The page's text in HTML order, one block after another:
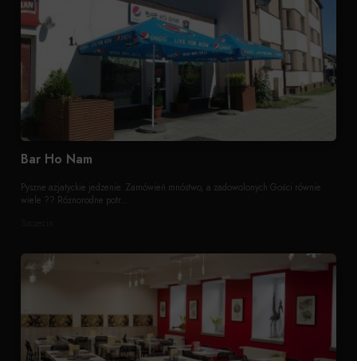
Bar Ho Nam
Pyszne azjatyckie jedzenie. Zamówień mnóstwo, a zadowolonych Gości równie
wiele ?‍? Różnorodne potr...